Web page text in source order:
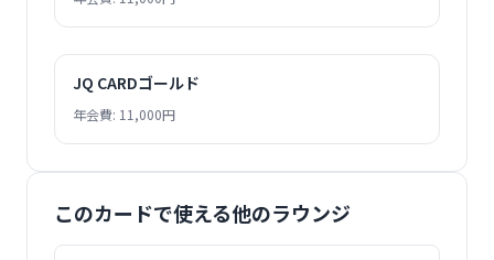
JQ CARDゴールド
年会費: 11,000円
このカードで使える他のラウンジ